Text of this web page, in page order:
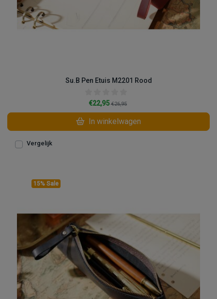
Su.B Pen Etuis M2201 Rood
€22,95€26,95
In winkelwagen
Vergelijk
15% Sale